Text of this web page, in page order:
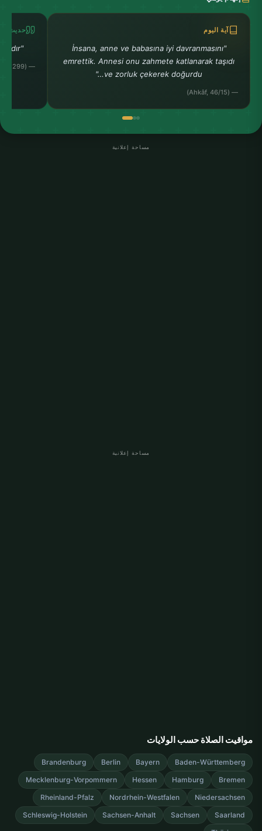
آية اليوم
"İnsana, anne ve babasına iyi davranmasını
emrettik. Annesi onu zahmete katlanarak taşıdı
ve zorluk çekerek doğurdu…"
— (Ahkâf, 46/15)
حديث
"Cennet, onun (annenin) ayağı altındadır.""
— (Ahmed b. Hanbel, Müsned, 24, 299)
مساحة إعلانية
مساحة إعلانية
مواقيت الصلاة حسب الولايات
Baden-Württemberg
Bayern
Berlin
Brandenburg
Bremen
Hamburg
Hessen
Mecklenburg-Vorpommern
Niedersachsen
Nordrhein-Westfalen
Rheinland-Pfalz
Saarland
Sachsen
Sachsen-Anhalt
Schleswig-Holstein